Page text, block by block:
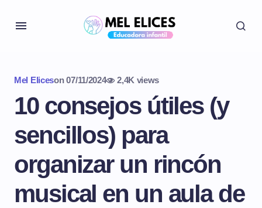
Mel Eliceson 07/11/2024 2,4K views
10 consejos útiles (y
sencillos) para
organizar un rincón
musical en un aula de